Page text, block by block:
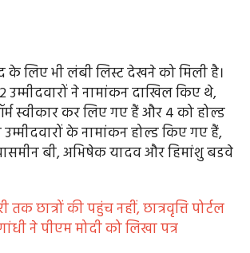
के लिए भी लंबी लिस्ट देखने को मिली है।
ने नामांकन दाखिल किए थे,
स्वीकार कर लिए गए हैं और 4 को होल्ड
उम्मीदवारों के नामांकन होल्ड किए गए हैं,
बी, अभिषेक यादव और हिमांशु बडवे
तक छात्रों की पहुंच नहीं, छात्रवृत्ति पोर्टल
ने पीएम मोदी को लिखा पत्र